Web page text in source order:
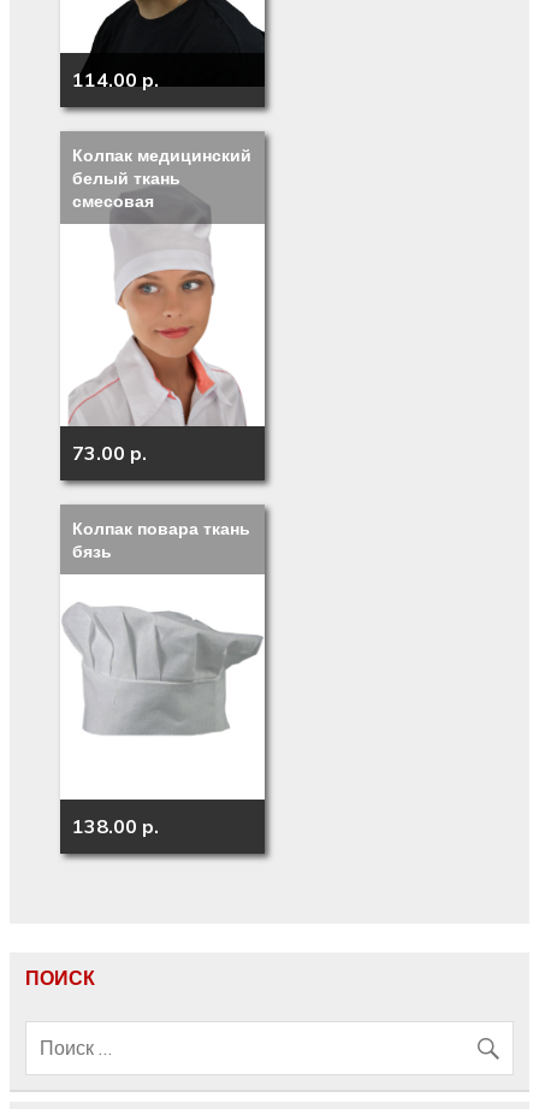
114.00 p.
Колпак медицинский
белый ткань
смесовая
73.00 p.
Колпак повара ткань
бязь
138.00 p.
ПОИСК